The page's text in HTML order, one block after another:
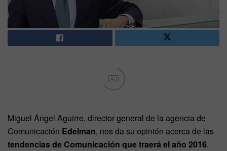
Ad
Miguel Ángel Aguirre, director general de la agencia de
Comunicación Edelman, nos da su opinión acerca de las
tendencias de Comunicación que traerá el año 2016.